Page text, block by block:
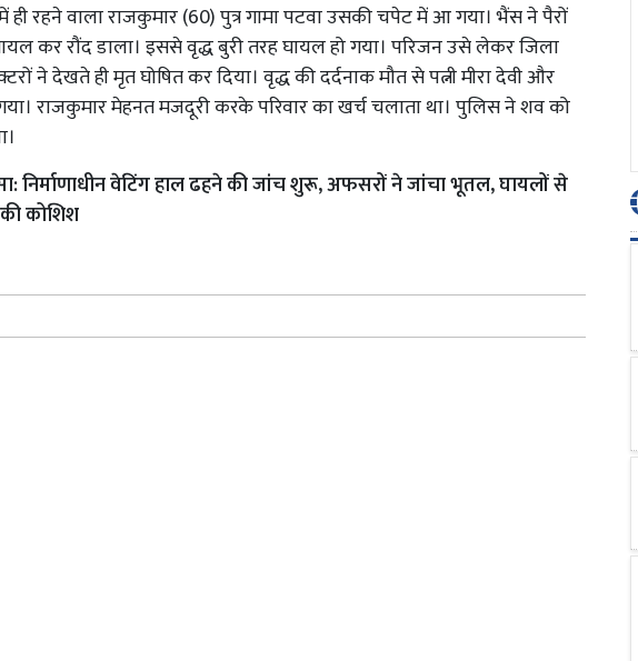
रहने वाला राजकुमार (60) पुत्र गामा पटवा उसकी चपेट में आ गया। भैंस ने पैरों
कर रौंद डाला। इससे वृद्ध बुरी तरह घायल हो गया। परिजन उसे लेकर जिला
ने देखते ही मृत घोषित कर दिया। वृद्ध की दर्दनाक मौत से पत्नी मीरा देवी और
राजकुमार मेहनत मजदूरी करके परिवार का खर्च चलाता था। पुलिस ने शव को
निर्माणाधीन वेटिंग हाल ढहने की जांच शुरू, अफसरों ने जांचा भूतल, घायलों से
कोशिश